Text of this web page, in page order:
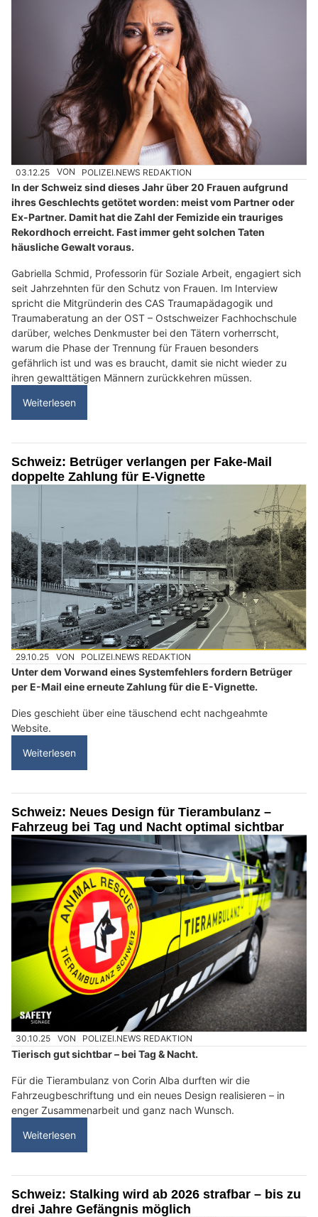
03.12.25 VON POLIZEI.NEWS REDAKTION
In der Schweiz sind dieses Jahr über 20 Frauen aufgrund
ihres Geschlechts getötet worden: meist vom Partner oder
Ex-Partner. Damit hat die Zahl der Femizide ein trauriges
Rekordhoch erreicht. Fast immer geht solchen Taten
häusliche Gewalt voraus.
Gabriella Schmid, Professorin für Soziale Arbeit, engagiert sich
seit Jahrzehnten für den Schutz von Frauen. Im Interview
spricht die Mitgründerin des CAS Traumapädagogik und
Traumaberatung an der OST – Ostschweizer Fachhochschule
darüber, welches Denkmuster bei den Tätern vorherrscht,
warum die Phase der Trennung für Frauen besonders
gefährlich ist und was es braucht, damit sie nicht wieder zu
ihren gewalttätigen Männern zurückkehren müssen.
Weiterlesen
Schweiz: Betrüger verlangen per Fake-Mail
doppelte Zahlung für E-Vignette
29.10.25 VON POLIZEI.NEWS REDAKTION
Unter dem Vorwand eines Systemfehlers fordern Betrüger
per E-Mail eine erneute Zahlung für die E-Vignette.
Dies geschieht über eine täuschend echt nachgeahmte
Website.
Weiterlesen
Schweiz: Neues Design für Tierambulanz –
Fahrzeug bei Tag und Nacht optimal sichtbar
30.10.25 VON POLIZEI.NEWS REDAKTION
Tierisch gut sichtbar – bei Tag & Nacht.
Für die Tierambulanz von Corin Alba durften wir die
Fahrzeugbeschriftung und ein neues Design realisieren – in
enger Zusammenarbeit und ganz nach Wunsch.
Weiterlesen
Schweiz: Stalking wird ab 2026 strafbar – bis zu
drei Jahre Gefängnis möglich